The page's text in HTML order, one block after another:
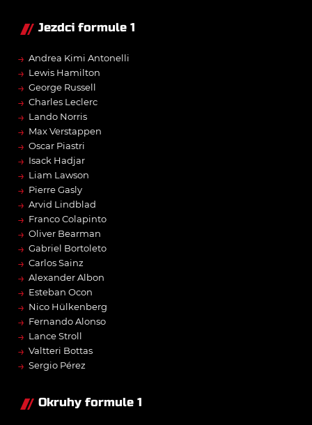
Jezdci formule 1
→ Andrea Kimi Antonelli
→ Lewis Hamilton
→ George Russell
→ Charles Leclerc
→ Lando Norris
→ Max Verstappen
→ Oscar Piastri
→ Isack Hadjar
→ Liam Lawson
→ Pierre Gasly
→ Arvid Lindblad
→ Franco Colapinto
→ Oliver Bearman
→ Gabriel Bortoleto
→ Carlos Sainz
→ Alexander Albon
→ Esteban Ocon
→ Nico Hülkenberg
→ Fernando Alonso
→ Lance Stroll
→ Valtteri Bottas
→ Sergio Pérez
Okruhy formule 1